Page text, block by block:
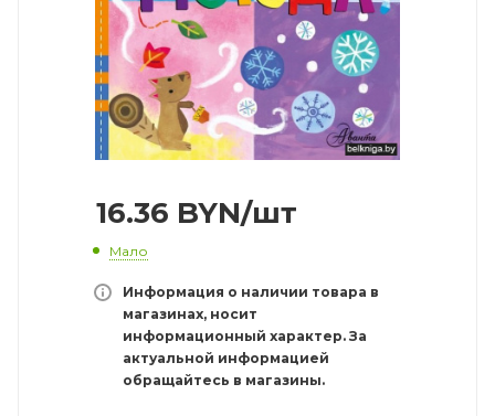
16.36 BYN/шт
Мало
Информация о наличии товара в
магазинах, носит
информационный характер. За
актуальной информацией
обращайтесь в магазины.